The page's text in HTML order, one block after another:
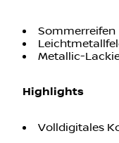
Sommerreifen
Metallic-
Highlights
Volldigitales